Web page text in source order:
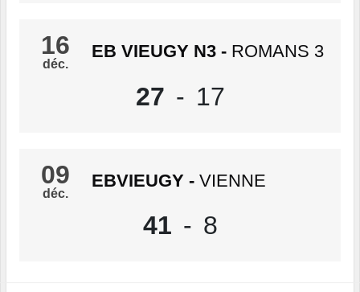
16
déc.
EB VIEUGY N3 - ROMANS 3
27 - 17
09
déc.
EBVIEUGY - VIENNE
41 - 8